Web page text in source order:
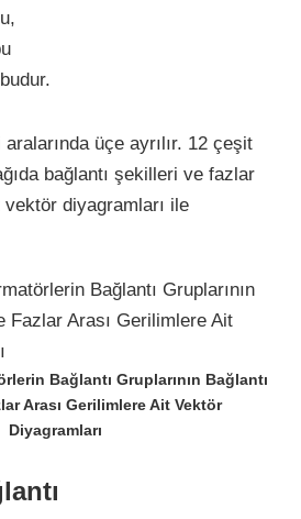
üçe ayrılır. 12 çeşit
bağlantı şekilleri ve fazlar
diyagramları ile
Bağlantı Gruplarının Bağlantı
Arası Gerilimlere Ait Vektör
Diyagramları